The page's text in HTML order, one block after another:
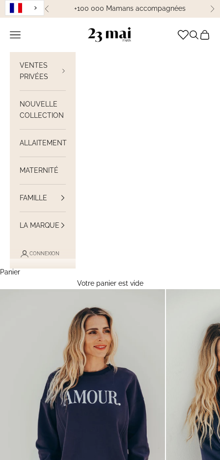
Passer au contenu
Précédent+100 000 Mamans accompagnées
23 Mai Paris
Ouvrir la navigation Ouvrir la
Voir
VENTES
PRIVÉES
NOUVELLE
COLLECTION
ALLAITEMENT
MATERNITÉ
FAMILLE
LA MARQUE
CONNEXION
Panier
Votre panier est vide